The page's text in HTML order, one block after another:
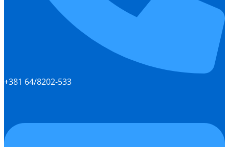
+381 64/8202-533